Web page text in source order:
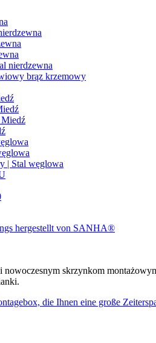
nierdzewna
brąz krzemowy
| Stal węglowa
nowoczesnym skrzynkom